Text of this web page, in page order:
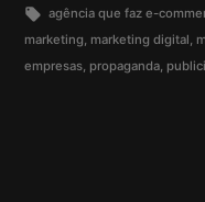
agência que faz e-
marketing, marketing digital,
empresas, propaganda,